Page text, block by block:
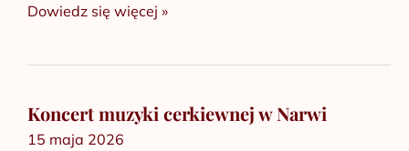
Dowiedz się więcej »
Koncert muzyki cerkiewnej w Narwi
15 maja 2026
Koncert
muzyki